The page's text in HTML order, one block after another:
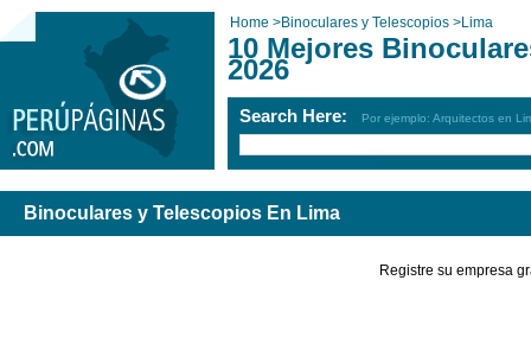
Home >Binoculares y Telescopios >Lima
10 Mejores
2026
Search Here: Por ejemplo: Arquitectos en
Binoculares y Telescopios En Lima
Registre su empresa